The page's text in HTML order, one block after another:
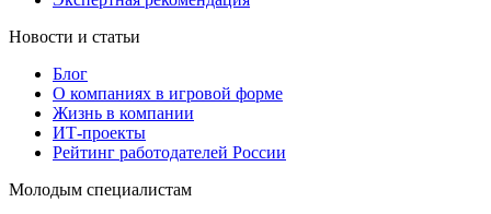
Новости и статьи
Блог
О компаниях в игровой форме
Жизнь в компании
ИТ-проекты
Рейтинг работодателей России
Молодым специалистам